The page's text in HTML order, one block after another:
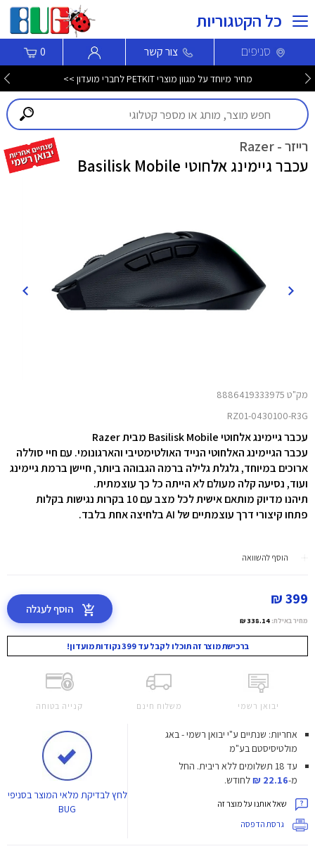
כל הקטגוריות
סניפים צור קשר 0
מחיר מיוחד על מגוון מוצרי PETKIT לחברי מועדון >>
רייזר - Razer
עכבר גיימינג אלחוטי Basilisk Mobile
מק"ט 8886419333975
RZ01-0430100-R3G
עכבר גיימינג אלחוטי Basilisk Mobile מבית Razer
עכבר הגיימינג האלחוטי הנייד האולטימטיבי והארגונומי. עם חיי סוללה
ארוכים במיוחד, גלגלת גלילה ברמה הגבוהה ביותר, חיישן ברמת גיימינג
ועוד, נסיעה קלה מעולם לא הייתה כל כך עוצמתית.
תיהנו מדיוק מותאם אישית לכל מצב עם 10 בקרות נגישות בקלות
פתחו קיצורי דרך עוצמתיים של AI בלחיצה אחת בלבד.
הוסף להשוואה
399 ₪
מחיר באילת: 338.14 ₪
הוסף לעגלה
ברכישת מוצר זה תוכלו לקבל עד 399 נקודות מועדון!
יבואן רשמי משלוח חינם קנייה בטוחה
אחריות: שנתיים ע"י יבואן רשמי - באג
מולטיסיסטם בע"מ
עד 18 תשלומים ללא ריבית.
החל
מ-22.16 ₪ לחודש.
שאל אותנו על מוצר זה
גרסת הדפסה
לחץלבדיקת מלאי המוצר בסניפי
BUG